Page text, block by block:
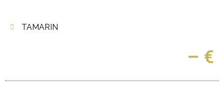
TAMARIN
– €